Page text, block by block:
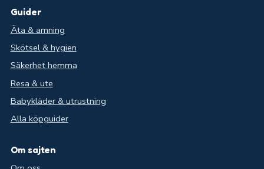
Guider
Äta & amning
Skötsel & hygien
Säkerhet hemma
Resa & ute
Babykläder & utrustning
Alla köpguider
Om sajten